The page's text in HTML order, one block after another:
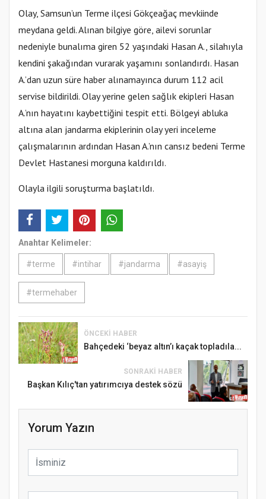
Olay, Samsun’un Terme ilçesi Gökçeağaç mevkiinde
meydana geldi. Alınan bilgiye göre, ailevi sorunlar
nedeniyle bunalıma giren 52 yaşındaki Hasan A., silahıyla
kendini şakağından vurarak yaşamını sonlandırdı. Hasan
A.’dan uzun süre haber alınamayınca durum 112 acil
servise bildirildi. Olay yerine gelen sağlık ekipleri Hasan
A.’nın hayatını kaybettiğini tespit etti. Bölgeyi abluka
altına alan jandarma ekiplerinin olay yeri inceleme
çalışmalarının ardından Hasan A.’nın cansız bedeni Terme
Devlet Hastanesi morguna kaldırıldı.
Olayla ilgili soruşturma başlatıldı.
Anahtar Kelimeler:
#terme #intihar #jandarma #asayiş
#termehaber
ÖNCEKI HABER
Bahçedeki ‘beyaz altın’ı kaçak topladıla...
SONRAKI HABER
Başkan Kılıç'tan yatırımcıya destek sözü
Yorum Yazın